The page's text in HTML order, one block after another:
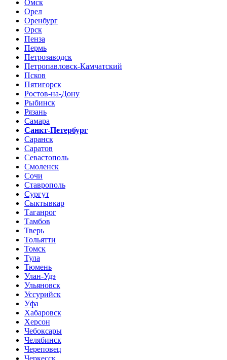
Омск
Орел
Оренбург
Орск
Пенза
Пермь
Петрозаводск
Петропавловск-Камчатский
Псков
Пятигорск
Ростов-на-Дону
Рыбинск
Рязань
Самара
Санкт-Петербург
Саранск
Саратов
Севастополь
Смоленск
Сочи
Ставрополь
Сургут
Сыктывкар
Таганрог
Тамбов
Тверь
Тольятти
Томск
Тула
Тюмень
Улан-Удэ
Ульяновск
Уссурийск
Уфа
Хабаровск
Херсон
Чебоксары
Челябинск
Череповец